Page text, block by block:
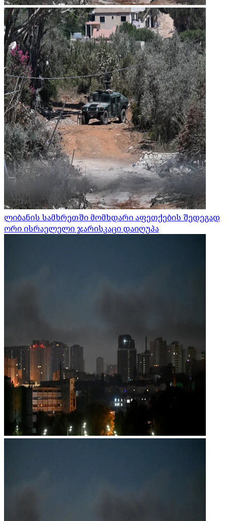
ლიბანის სამხრეთში მომხდარი აფეთქების შედეგად
ორი ისრაელელი ჯარისკაცი დაიღუპა